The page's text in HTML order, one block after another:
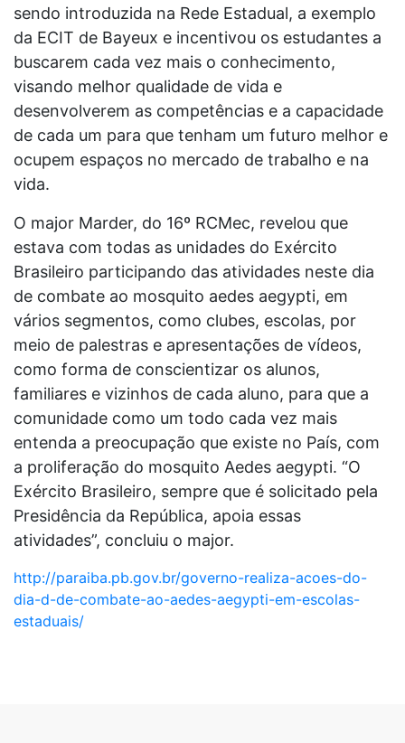
sendo introduzida na Rede Estadual, a exemplo
da ECIT de Bayeux e incentivou os estudantes a
buscarem cada vez mais o conhecimento,
visando melhor qualidade de vida e
desenvolverem as competências e a capacidade
de cada um para que tenham um futuro melhor e
ocupem espaços no mercado de trabalho e na
vida.
O major Marder, do 16º RCMec, revelou que
estava com todas as unidades do Exército
Brasileiro participando das atividades neste dia
de combate ao mosquito aedes aegypti, em
vários segmentos, como clubes, escolas, por
meio de palestras e apresentações de vídeos,
como forma de conscientizar os alunos,
familiares e vizinhos de cada aluno, para que a
comunidade como um todo cada vez mais
entenda a preocupação que existe no País, com
a proliferação do mosquito Aedes aegypti. “O
Exército Brasileiro, sempre que é solicitado pela
Presidência da República, apoia essas
atividades”, concluiu o major.
http://paraiba.pb.gov.br/governo-realiza-acoes-do-
dia-d-de-combate-ao-aedes-aegypti-em-escolas-
estaduais/